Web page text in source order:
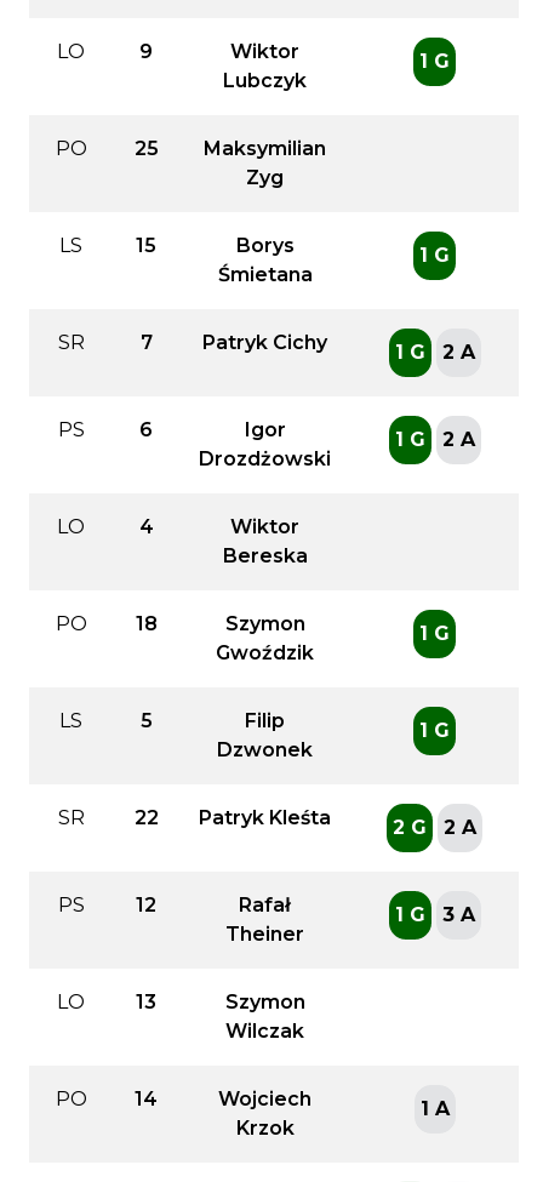
LO 9
Wiktor
Lubczyk
1 G
PO 25
Maksymilian
Zyg
LS 15
Borys
Śmietana
1 G
SR 7 Patryk Cichy 1 G 2 A
PS 6
Igor
Drozdżowski
1 G 2 A
LO 4
Wiktor
Bereska
PO 18
Szymon
Gwoździk
1 G
LS 5
Filip
Dzwonek
1 G
SR 22 Patryk Kleśta 2 G 2 A
PS 12
Rafał
Theiner
1 G 3 A
LO 13
Szymon
Wilczak
PO 14
Wojciech
Krzok
1 A